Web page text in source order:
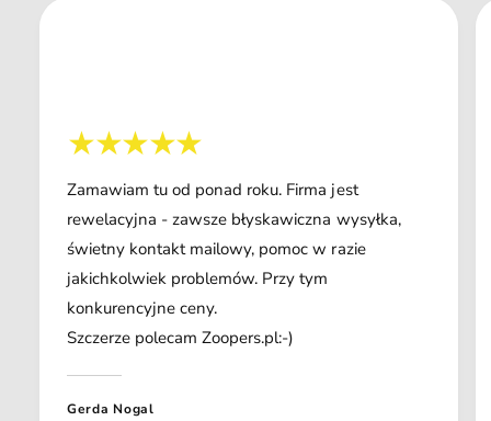
Zamawiam tu od ponad roku. Firma jest
rewelacyjna - zawsze błyskawiczna wysyłka,
świetny kontakt mailowy, pomoc w razie
jakichkolwiek problemów. Przy tym
konkurencyjne ceny.
Szczerze polecam Zoopers.pl:-)
Gerda Nogal